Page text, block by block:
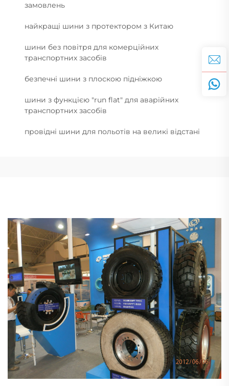
замовлень
найкращі шини з протектором з Китаю
шини без повітря для комерційних
транспортних засобів
безпечні шини з плоскою підніжкою
шини з функцією "run flat" для аварійних
транспортних засобів
провідні шини для польотів на великі відстані